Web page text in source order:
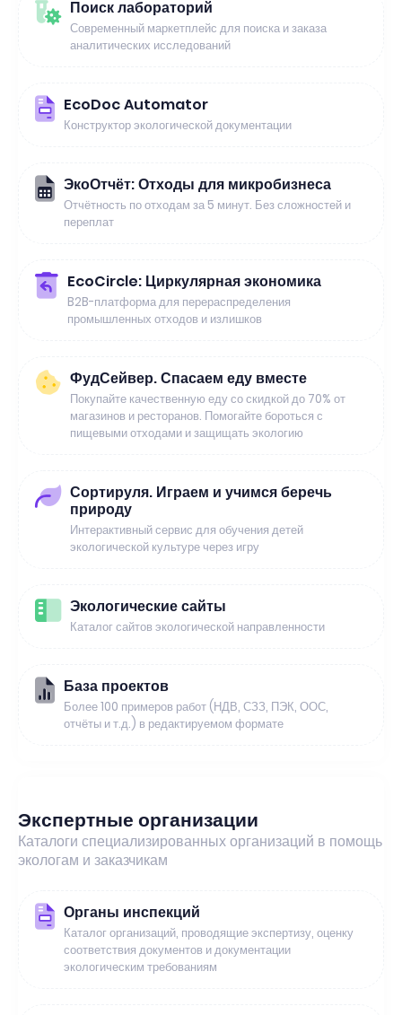
Поиск лабораторий
Современный маркетплейс для поиска и заказа
аналитических исследований
EcoDoc Automator
Конструктор экологической документации
ЭкоОтчёт: Отходы для микробизнеса
Отчётность по отходам за 5 минут. Без сложностей и
переплат
EcoCircle: Циркулярная экономика
B2B-платформа для перераспределения
промышленных отходов и излишков
ФудСейвер. Спасаем еду вместе
Покупайте качественную еду со скидкой до 70% от
магазинов и ресторанов. Помогайте бороться с
пищевыми отходами и защищать экологию
Сортируля. Играем и учимся беречь
природу
Интерактивный сервис для обучения детей
экологической культуре через игру
Экологические сайты
Каталог сайтов экологической направленности
База проектов
Более 100 примеров работ (НДВ, СЗЗ, ПЭК, ООС,
отчёты и т.д.) в редактируемом формате
Экспертные организации
Каталоги специализированных организаций в помощь
экологам и заказчикам
Органы инспекций
Каталог организаций, проводящие экспертизу, оценку
соответствия документов и документации
экологическим требованиям